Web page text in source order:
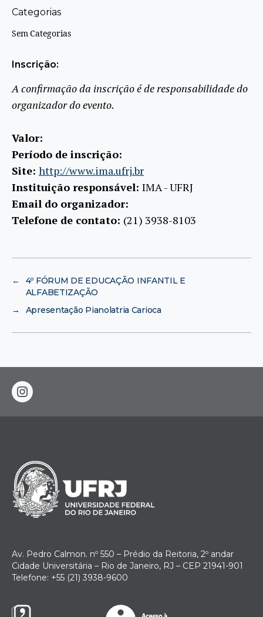
Categorias
Sem Categorias
Inscrição:
A confirmação da inscrição é de responsabilidade do
organizador do evento.
Valor:
Período de inscrição:
Site: http://www.ima.ufrj.br
Instituição responsável: IMA - UFRJ
Email do organizador:
Telefone de contato: (21) 3938-8103
←
4º FÓRUM DE EDUCAÇÃO INFANTIL E
ALFABETIZAÇÃO
→
Apresentação Pianolatria Carioca
instagram
Av. Pedro Calmon. nº 550 – Prédio da Reitoria, 2º andar
Cidade Universitária – Rio de Janeiro, RJ – CEP 21941-901
Telefone: +55 (21) 3938-9600